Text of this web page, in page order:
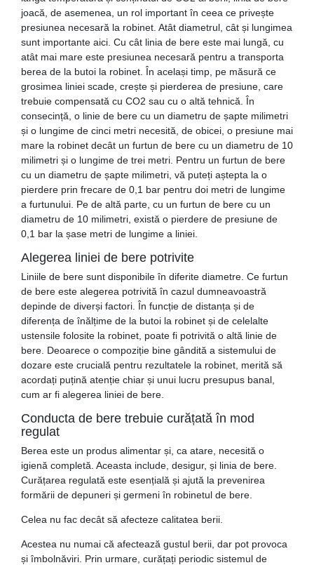
joacă, de asemenea, un rol important în ceea ce privește
presiunea necesară la robinet. Atât diametrul, cât și lungimea
sunt importante aici. Cu cât linia de bere este mai lungă, cu
atât mai mare este presiunea necesară pentru a transporta
berea de la butoi la robinet. În același timp, pe măsură ce
grosimea liniei scade, crește și pierderea de presiune, care
trebuie compensată cu CO2 sau cu o altă tehnică. În
consecință, o linie de bere cu un diametru de șapte milimetri
și o lungime de cinci metri necesită, de obicei, o presiune mai
mare la robinet decât un furtun de bere cu un diametru de 10
milimetri și o lungime de trei metri. Pentru un furtun de bere
cu un diametru de șapte milimetri, vă puteți aștepta la o
pierdere prin frecare de 0,1 bar pentru doi metri de lungime
a furtunului. Pe de altă parte, cu un furtun de bere cu un
diametru de 10 milimetri, există o pierdere de presiune de
0,1 bar la șase metri de lungime a liniei.
Alegerea liniei de bere potrivite
Liniile de bere sunt disponibile în diferite diametre. Ce furtun
de bere este alegerea potrivită în cazul dumneavoastră
depinde de diverși factori. În funcție de distanța și de
diferența de înălțime de la butoi la robinet și de celelalte
ustensile folosite la robinet, poate fi potrivită o altă linie de
bere. Deoarece o compoziție bine gândită a sistemului de
dozare este crucială pentru rezultatele la robinet, merită să
acordați puțină atenție chiar și unui lucru presupus banal,
cum ar fi alegerea liniei de bere.
Conducta de bere trebuie curățată în mod
regulat
Berea este un produs alimentar și, ca atare, necesită o
igienă completă. Aceasta include, desigur, și linia de bere.
Curățarea regulată este esențială și ajută la prevenirea
formării de depuneri și germeni în robinetul de bere.
Celea nu fac decât să afecteze calitatea berii.
Acestea nu numai că afectează gustul berii, dar pot provoca
și îmbolnăviri. Prin urmare, curățați periodic sistemul de